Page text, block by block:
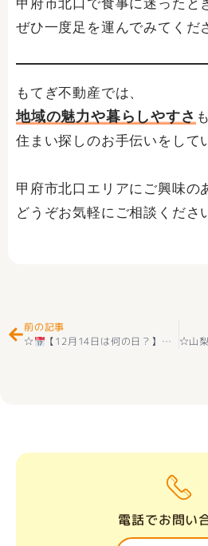
甲府市北口で食事に迷ったと
ぜひ一度足を運んでみてくだ
もてぎ不動産では、
地域の魅力や暮らしやすさ
住まい探しのお手伝いをして
甲府市北口エリアにご興味の
どうぞお気軽にご相談くださ
前の記事
☆
【12月14日は何の日？】分かりやすく楽しく紹介します！☆
電話でお問い